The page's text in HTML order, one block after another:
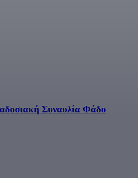
Συναυλία Φάδο